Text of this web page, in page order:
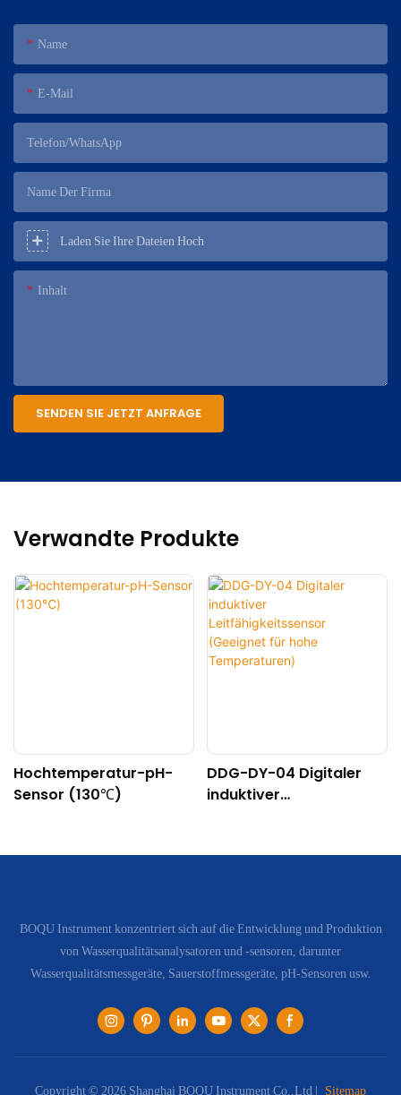
Name
E-Mail
Telefon/WhatsApp
Name Der Firma
Laden Sie Ihre Dateien Hoch
Inhalt
SENDEN SIE JETZT ANFRAGE
Verwandte Produkte
Hochtemperatur-pH-
Sensor (130℃)
DDG-DY-04 Digitaler
induktiver
Temperaturen)
BOQU Instrument konzentriert sich auf die Entwicklung und Produktion
von Wasserqualitätsanalysatoren und -sensoren, darunter
Wasserqualitätsmessgeräte, Sauerstoffmessgeräte, pH-Sensoren usw.
Copyright © 2026 Shanghai BOQU Instrument Co.,Ltd | Sitemap